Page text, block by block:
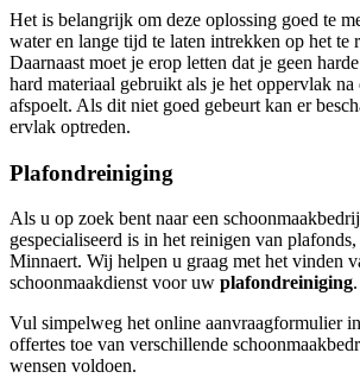
Het is belangrijk om deze oplossing goed te
water en lange tijd te laten intrekken op het te
Daarnaast moet je erop letten dat je geen
hard materiaal gebruikt als je het oppervlak
afspoelt. Als dit niet goed gebeurt kan er
ervlak optreden.
Plafondreiniging
Als u op zoek bent naar een
gespecialiseerd is in het reinigen van
Minnaert. Wij helpen u graag met het vinden
schoonmaakdienst voor uw plafondreiniging.
Vul simpelweg het online aanvraagformulier
offertes toe van verschillende
wensen voldoen.